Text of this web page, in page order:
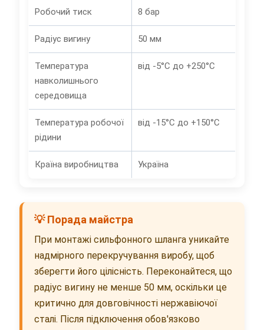
Робочий тиск 8 бар
Радіус вигину 50 мм
Температура
навколишнього
середовища
від -5°C до +250°C
Температура робочої
рідини
від -15°C до +150°C
Країна виробництва Україна
💡 Порада майстра
При монтажі сильфонного шланга уникайте
надмірного перекручування виробу, щоб
зберегти його цілісність. Переконайтеся, що
радіус вигину не менше 50 мм, оскільки це
критично для довговічності нержавіючої
сталі. Після підключення обов'язково